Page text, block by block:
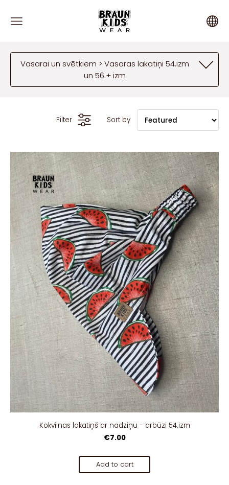
Vasarai un svētkiem > Vasaras lakatiņi 54.izm
un 56.+ izm
Filter Sort by
Kokvilnas lakatiņš ar nadziņu - arbūzi 54.izm
€7.00
Add to cart